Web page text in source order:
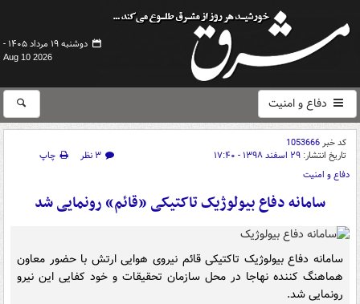
دوشنبه ۱۹ مرداد ۱۴۰۵ -
Aug 10 2026
دفاع و امنیت
کد خبر1053666
تاریخ انتشار: ۲۹ اسفند ۱۳۹۸ - ۱۷:۴۰ ۳ نظر
چاپ
دفاع و امنیت
سامانه دفاع بیولوژیک تاکتیکی «قائم» رونمایی شد
سامانه دفاع بیولوژیک تاکتیکی قائم نیروی هوایی ارتش با حضور معاون
هماهنگ کننده نهاجا در محل سازمان تحقیقات و خود کفایی این نیرو
رونمایی شد.